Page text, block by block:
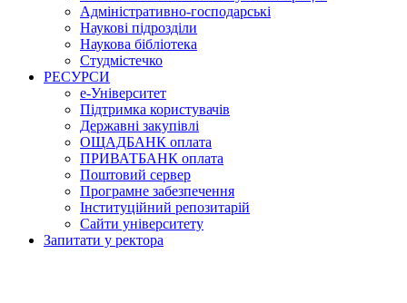
Адміністративно-господарські
Наукові підрозділи
Наукова бібліотека
Студмістечко
РЕСУРСИ
е-Університет
Підтримка користувачів
Державні закупівлі
ОЩАДБАНК оплата
ПРИВАТБАНК оплата
Поштовий сервер
Програмне забезпечення
Інституційний репозитарій
Сайти університету
Запитати у ректора